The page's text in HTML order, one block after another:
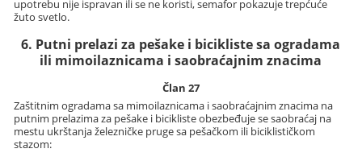
upotrebu nije ispravan ili se ne koristi, semafor pokazuje trepćuće
žuto svetlo.
6. Putni prelazi za pešake i bicikliste sa ogradama
ili mimoilaznicama i saobraćajnim znacima
Član 27
Zaštitnim ogradama sa mimoilaznicama i saobraćajnim znacima na
putnim prelazima za pešake i bicikliste obezbeđuje se saobraćaj na
mestu ukrštanja železničke pruge sa pešačkom ili biciklističkom
stazom: